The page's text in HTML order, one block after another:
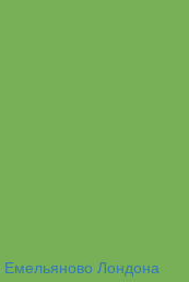
Емельяново Лондона